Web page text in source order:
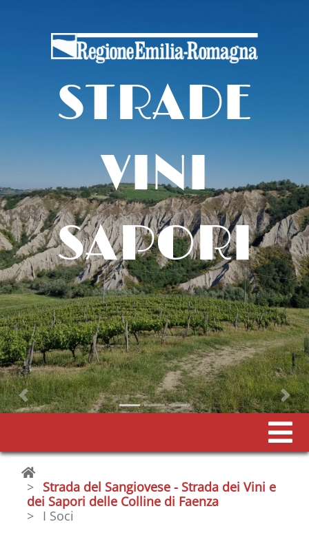
STRADE
VINI
SAPORI
Precedente
Strada del Sangiovese - Strada dei Vini e
dei Sapori delle Colline di Faenza
I Soci